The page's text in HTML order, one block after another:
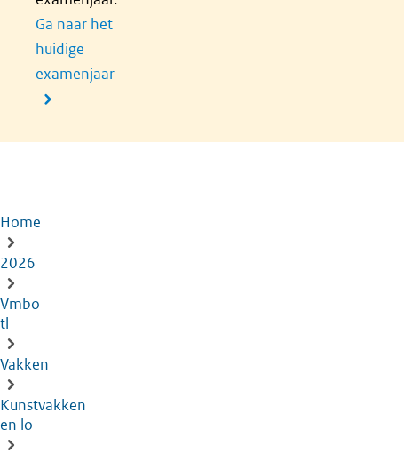
Ga naar het
huidige
examenjaar
Kruimelpad
Home
2026
Vmbo
tl
Vakken
Kunstvakken
en lo